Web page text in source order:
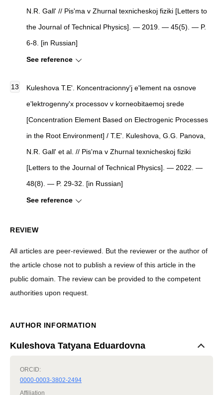
N.R. Gall' // Pis'ma v Zhurnal texnicheskoj fiziki [Letters to
the Journal of Technical Physics] . — 2019. — 45(5). — P.
6-8. [in Russian]
See reference
Kuleshova T.E'. Koncentracionny'j e'lement na osnove
e'lektrogenny'x processov v korneobitaemoj srede
[Concentration Element Based on Electrogenic Processes
in the Root Environment] / T.E'. Kuleshova, G.G. Panova,
N.R. Gall' et al. // Pis'ma v Zhurnal texnicheskoj fiziki
[Letters to the Journal of Technical Physics] . — 2022. —
48(8). — P. 29-32. [in Russian]
See reference
REVIEW
All articles are peer-reviewed. But the reviewer or the author of
the article chose not to publish a review of this article in the
public domain. The review can be provided to the competent
authorities upon request.
AUTHOR INFORMATION
Kuleshova Tatyana Eduardovna
ORCID:
0000-0003-3802-2494
Affiliation